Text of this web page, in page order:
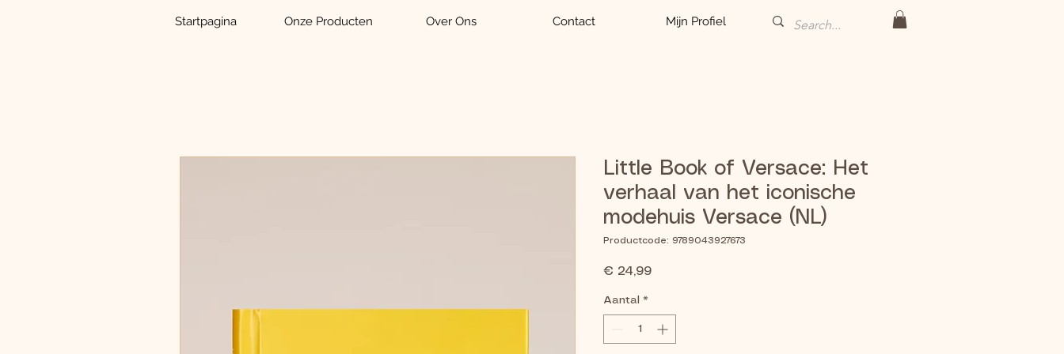
Startpagina Onze Producten Over Ons Contact Mijn Profiel
Little Book of Versace: Het
verhaal van het iconische
modehuis Versace (NL)
Productcode: 9789043927673
€ 24,99Prijs
Aantal *